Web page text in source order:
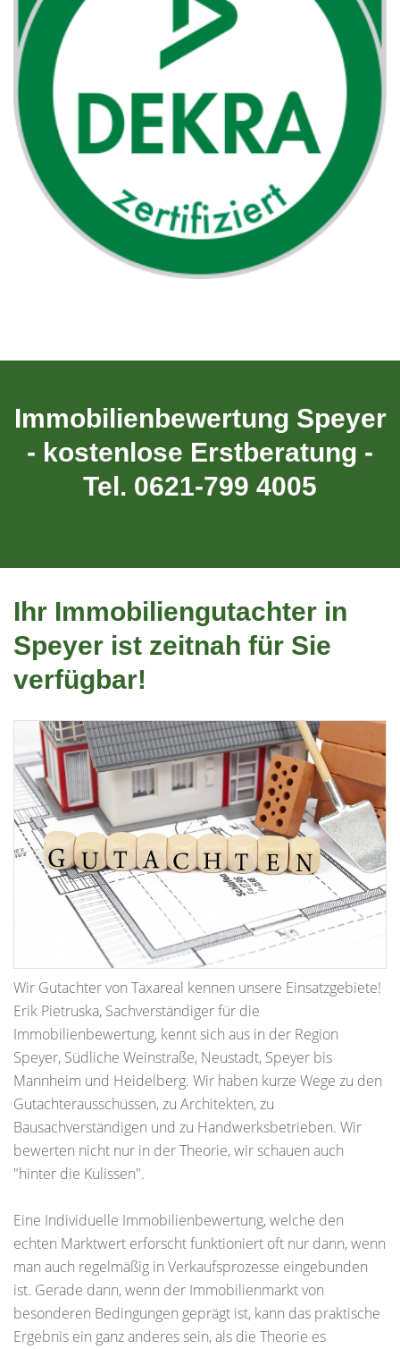
Immobilienbewertung Speyer
- kostenlose Erstberatung -
Tel. 0621-799 4005
Ihr Immobiliengutachter in
Speyer ist zeitnah für Sie
verfügbar!
Wir Gutachter von Taxareal kennen unsere Einsatzgebiete!
Erik Pietruska, Sachverständiger für die
Immobilienbewertung, kennt sich aus in der Region
Speyer, Südliche Weinstraße, Neustadt, Speyer bis
Mannheim und Heidelberg. Wir haben kurze Wege zu den
Gutachterausschüssen, zu Architekten, zu
Bausachverständigen und zu Handwerksbetrieben. Wir
bewerten nicht nur in der Theorie, wir schauen auch
"hinter die Kulissen".
Eine Individuelle Immobilienbewertung, welche den
echten Marktwert erforscht funktioniert oft nur dann, wenn
man auch regelmäßig in Verkaufsprozesse eingebunden
ist. Gerade dann, wenn der Immobilienmarkt von
besonderen Bedingungen geprägt ist, kann das praktische
Ergebnis ein ganz anderes sein, als die Theorie es